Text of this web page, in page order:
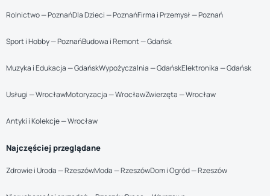
Rolnictwo — PoznańDla Dzieci — PoznańFirma i Przemysł — Poznań
Sport i Hobby — PoznańBudowa i Remont — Gdańsk
Muzyka i Edukacja — GdańskWypożyczalnia — GdańskElektronika — Gdańsk
Usługi — WrocławMotoryzacja — WrocławZwierzęta — Wrocław
Antyki i Kolekcje — Wrocław
Najczęściej przeglądane
Zdrowie i Uroda — RzeszówModa — RzeszówDom i Ogród — Rzeszów